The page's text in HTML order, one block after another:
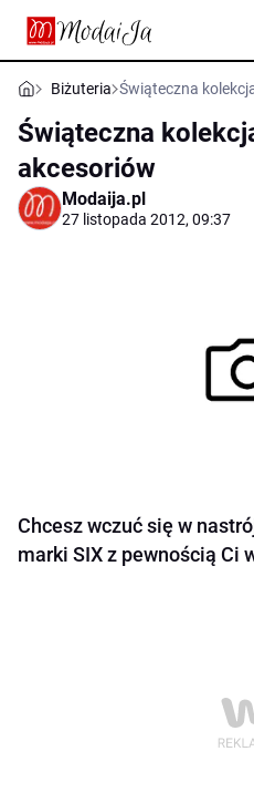
Biżuteria Świąteczna
Świąteczna
akcesoriów
Modaija.pl
27 listopada 2012, 09:37
Chcesz wczuć się w
marki SIX z pewnością Ci